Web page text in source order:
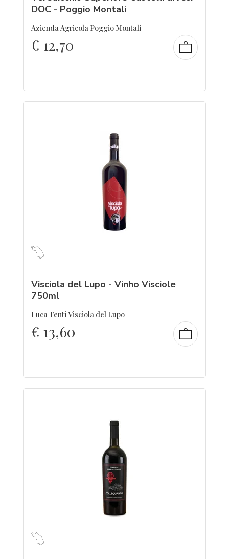
DOC - Poggio Montali
Azienda Agricola Poggio Montali
€ 12,70
Visciola del Lupo - Vinho Visciole
750ml
Luca Tenti Visciola del Lupo
€ 13,60